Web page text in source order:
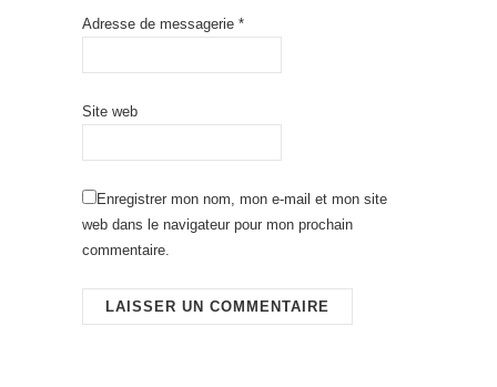
Adresse de messagerie *
Site web
Enregistrer mon nom, mon e-mail et mon site
web dans le navigateur pour mon prochain
commentaire.